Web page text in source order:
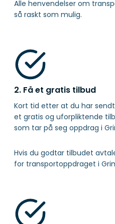
Alle henvendelser om
så raskt som mulig.
2. Få et gratis tilbud
Kort tid etter at du har
et gratis og uforpliktende
som tar på seg oppdrag i
Hvis du godtar tilbudet
for transportoppdraget i